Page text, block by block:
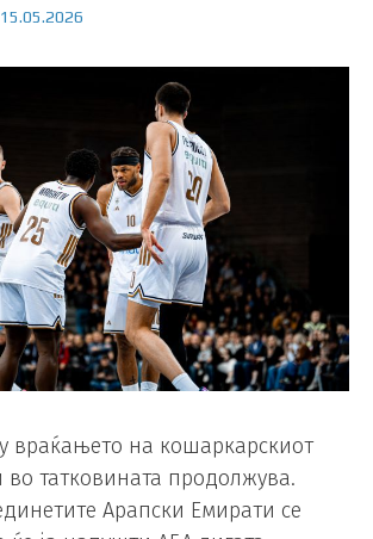
15.05.2026
враќањето на кошаркарскиот
во татковината продолжува.
Арапски Емирати се